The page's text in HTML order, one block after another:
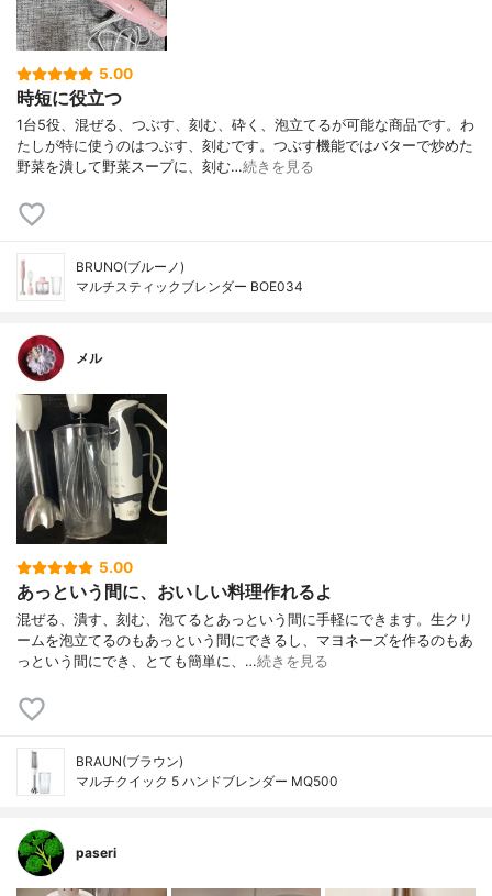
5.00
時短に役立つ
1台5役、混ぜる、つぶす、刻む、砕く、泡立てるが可能な商品です。わ
たしが特に使うのはつぶす、刻むです。つぶす機能ではバターで炒めた
野菜を潰して野菜スープに、刻む…続きを見る
BRUNO(ブルーノ)
マルチスティックブレンダー BOE034
メル
5.00
あっという間に、おいしい料理作れるよ
混ぜる、潰す、刻む、泡てるとあっという間に手軽にできます。生クリ
ームを泡立てるのもあっという間にできるし、マヨネーズを作るのもあ
っという間にでき、とても簡単に、…続きを見る
BRAUN(ブラウン)
マルチクイック 5 ハンドブレンダー MQ500
paseri